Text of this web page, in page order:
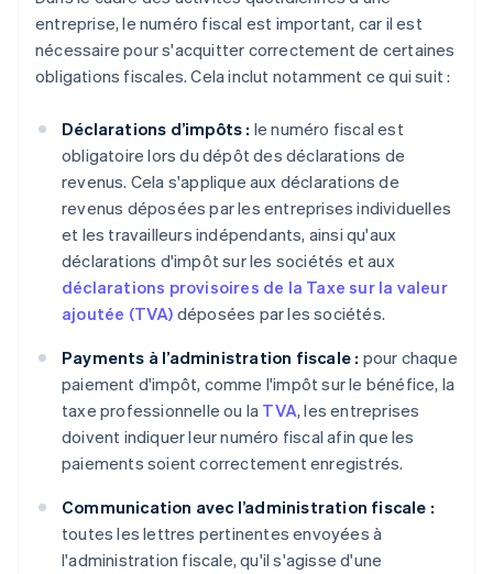
entreprise, le numéro fiscal est important, car il est
nécessaire pour s'acquitter correctement de certaines
obligations fiscales. Cela inclut notamment ce qui suit :
Déclarations d’impôts : le numéro fiscal est
obligatoire lors du dépôt des déclarations de
revenus. Cela s'applique aux déclarations de
revenus déposées par les entreprises individuelles
et les travailleurs indépendants, ainsi qu'aux
déclarations d'impôt sur les sociétés et aux
déclarations provisoires de la Taxe sur la valeur
ajoutée (TVA) déposées par les sociétés.
Payments à l’administration fiscale : pour chaque
paiement d'impôt, comme l'impôt sur le bénéfice, la
taxe professionnelle ou la TVA, les entreprises
doivent indiquer leur numéro fiscal afin que les
paiements soient correctement enregistrés.
Communication avec l’administration fiscale :
toutes les lettres pertinentes envoyées à
l'administration fiscale, qu'il s'agisse d'une